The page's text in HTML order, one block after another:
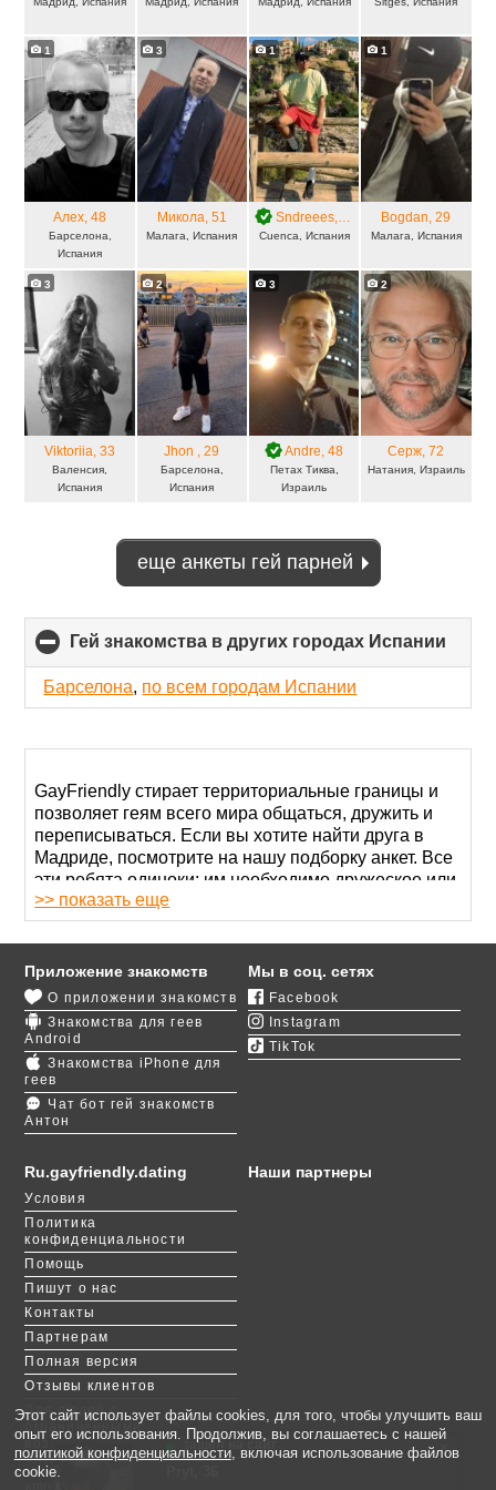
1
Алех, 48
Барселона,
Испания
3
Микола, 51
Малага, Испания
1
Sndreees, 24
Cuenca, Испания
1
Bogdan, 29
Малага, Испания
3
Viktoriia, 33
Валенсия,
Испания
2
Jhon , 29
Барселона,
Испания
3
Andre, 48
Петах Тиква,
Израиль
2
Серж, 72
Натания, Израиль
еще анкеты гей парней
Гей знакомства в других городах Испании
to
Барселона, по всем городам Испании
GayFriendly стирает территориальные границы и
позволяет геям всего мира общаться, дружить и
переписываться. Если вы хотите найти друга в
Мадриде, посмотрите на нашу подборку анкет. Все
эти ребята одиноки: им необходимо дружеское или
романтическое общение. А чего ждете от
знакомства вы?
Зарегистрировавшись, пропишите
в своем аккаунтелюбую информацию, которая
может заинтересовать ваших потенциальных
партнеров. Укажите цели общения, расскажите
свои привычки, возможности и тайные желания. И
обязательно скачайте
чтобы заводить гей знакомства в Мадриде
круглосуточно и постоянно быть на связи.
Испанские парни горячи и эмоциональны. Вы
безумствами и авантюрными поступками? Если
нет, то лучше поискать мужчину другой
национальности и с более спокойным
менталитетом. Воспользуйтесь
найти идеального партнера.
>> показать еще
Ru.gayfriendly.dating
Условия
Политика
конфиденциальности
Помощь
Пишут о нас
Контакты
Партнерам
Полная версия
Отзывы клиентов
Для людей с
ограниченными
возможностями
Приложение знакомств
О приложении знакомств
Знакомства для геев
Android
Знакомства iPhone для
геев
Чат бот гей знакомств
Антон
Мы в соц. сетях
Facebook
Instagram
TikTok
Наши партнеры
Этот сайт использует файлы cookies, для того, чтобы улучшить ваш
опыт его использования. Продолжив, вы соглашаетесь с нашей
политикой конфиденциальности, включая использование файлов
cookie.
×
зашёл на сайт